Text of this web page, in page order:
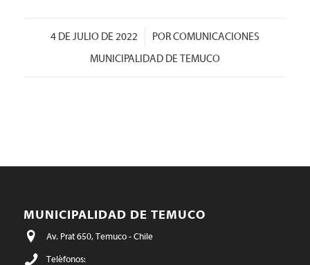
4 DE JULIO DE 2022
/ PORCOMUNICACIONES
MUNICIPALIDAD DE TEMUCO
MUNICIPALIDAD DE TEMUCO
Av. Prat 650, Temuco - Chile
Teléfonos: